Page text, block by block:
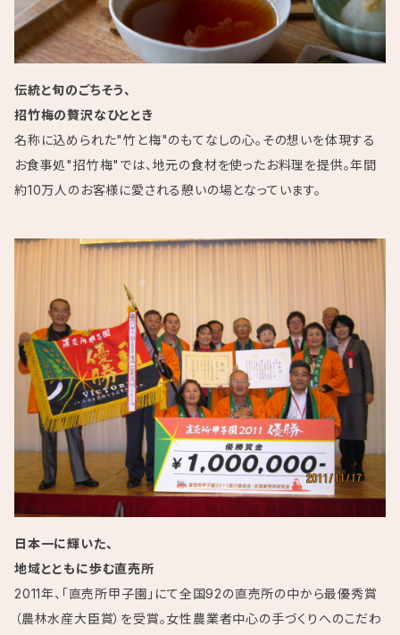
伝統と旬のごちそう、
招竹梅の贅沢なひととき
名称に込められた"竹と梅"のもてなしの心。その想いを体現する
お食事処"招竹梅"では、地元の食材を使ったお料理を提供。年間
約10万人のお客様に愛される憩いの場となっています。
日本一に輝いた、
地域とともに歩む直売所
2011年、「直売所甲子園」にて全国92の直売所の中から最優秀賞
（農林水産大臣賞）を受賞。女性農業者中心の手づくりへのこだわ